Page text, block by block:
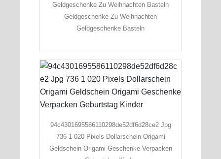
Geldgeschenke Zu Weihnachten Basteln
Geldgeschenke Zu Weihnachten
Geldgeschenke Basteln
94c4301695586110298de52df6d28ce2 Jpg
736 1 020 Pixels Dollarschein Origami
Geldschein Origami Geschenke Verpacken